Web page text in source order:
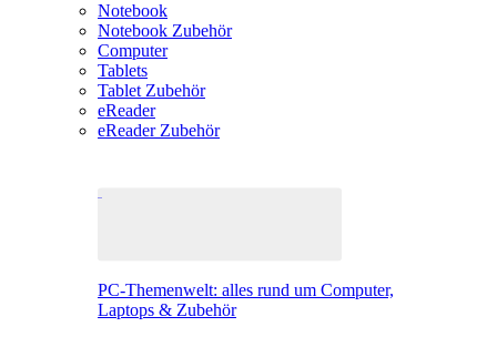
Notebook
Notebook Zubehör
Computer
Tablets
Tablet Zubehör
eReader
eReader Zubehör
PC-Themenwelt: alles rund um Computer,
Laptops & Zubehör